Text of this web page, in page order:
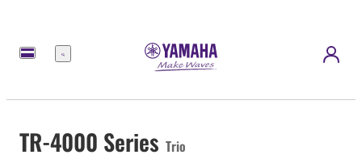
Menu
TR-4000 Series Trio